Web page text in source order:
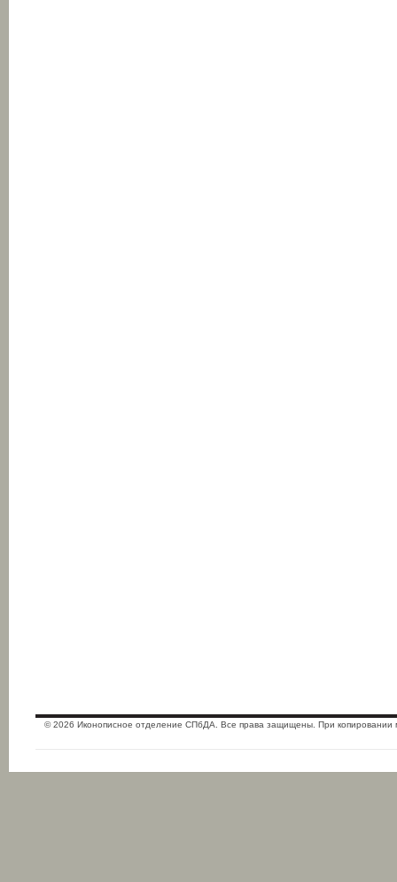
© 2026 Иконописное отделение СПбДА. Все права защищены. При копировании